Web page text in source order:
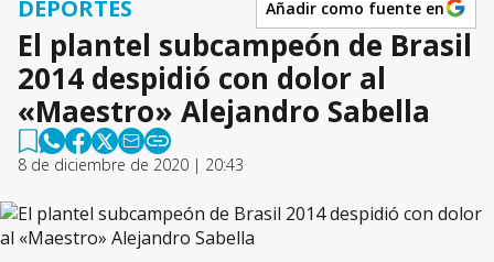
DEPORTES Añadir como fuente en
El plantel subcampeón de Brasil
2014 despidió con dolor al
«Maestro» Alejandro Sabella
8 de diciembre de 2020 | 20:43